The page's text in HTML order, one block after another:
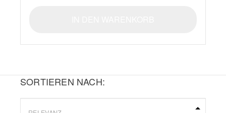
SORTIEREN NACH: